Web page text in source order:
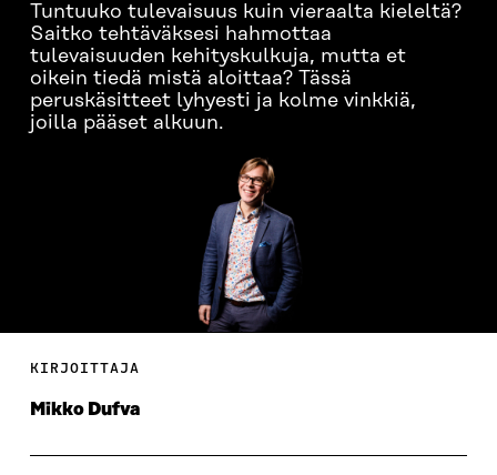
Tuntuuko tulevaisuus kuin vieraalta kieleltä?
Saitko tehtäväksesi hahmottaa
tulevaisuuden kehityskulkuja, mutta et
oikein tiedä mistä aloittaa? Tässä
peruskäsitteet lyhyesti ja kolme vinkkiä,
joilla pääset alkuun.
KIRJOITTAJA
Mikko Dufva